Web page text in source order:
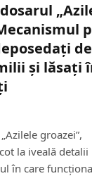
de
și lăsați
groazei”,
la iveală detalii
în care